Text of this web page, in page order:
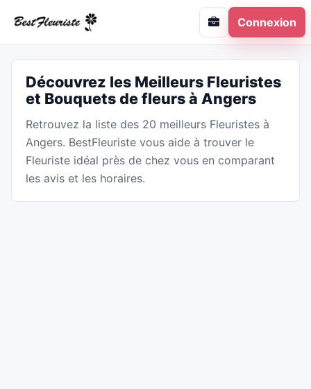
Connexion
Découvrez les Meilleurs Fleuristes
et Bouquets de fleurs à Angers
Retrouvez la liste des 20 meilleurs Fleuristes à
Angers. BestFleuriste vous aide à trouver le
Fleuriste idéal près de chez vous en comparant
les avis et les horaires.